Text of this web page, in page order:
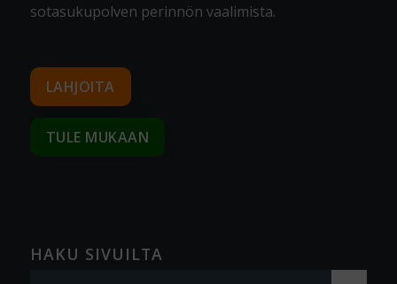
sotasukupolven perinnön vaalimista.
LAHJOITA
TULE MUKAAN
HAKU SIVUILTA